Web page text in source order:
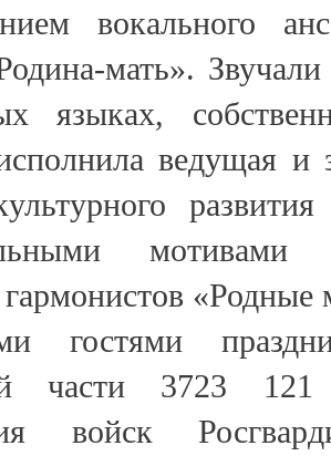
вокального
мать».
языках,
ведущая и
мотивами
«Родные
гостями
части 3723 121
войск